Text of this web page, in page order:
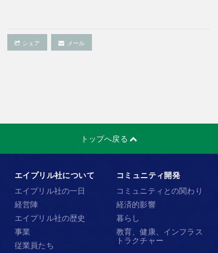
シェア メール
トップへ戻る
エイプリル社について
エイプリル社の一日
経営陣
エイプリル社の歴史
事業
従業員たち
コミュニティ開発
コミュニティとの関わり
経済的影響
暮らし
教育、健康、インフラス
トラクチャー